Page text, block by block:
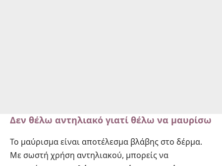
Δεν θέλω αντηλιακό γιατί θέλω να μαυρίσω
Το μαύρισμα είναι αποτέλεσμα βλάβης στο δέρμα.
Με σωστή χρήση αντηλιακού, μπορείς να